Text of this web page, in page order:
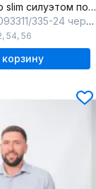
Рубашка со slim силуэтом полоска классическая для офисного стиля
335-24 черно-серый
, 54, 56
корзину